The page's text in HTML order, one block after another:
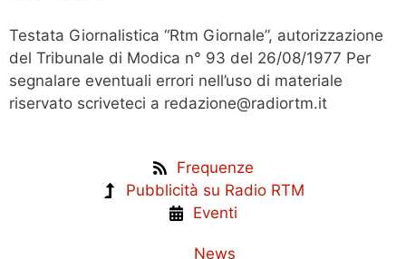
Testata Giornalistica “Rtm Giornale”, autorizzazione
del Tribunale di Modica n° 93 del 26/08/1977 Per
segnalare eventuali errori nell’uso di materiale
riservato scriveteci a redazione@radiortm.it
Frequenze
Pubblicità su Radio RTM
Eventi
News